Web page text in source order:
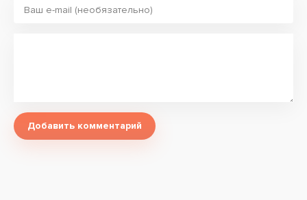
Добавить комментарий